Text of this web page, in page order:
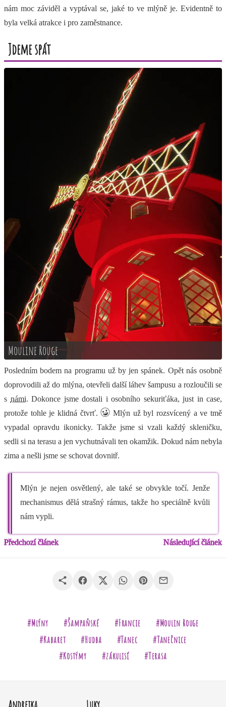
nám moc záviděl a vyptával se, jaké to ve mlýně je. Evidentně to
byla velká atrakce i pro zaměstnance.
Jdeme spát
Mouline Rouge
Posledním bodem na programu už by jen spánek. Opět nás osobně
doprovodili až do mlýna, otevřeli další láhev šampusu a rozloučili se
s námi. Dokonce jsme dostali i osobního sekuriťáka, just in case,
protože tohle je klidná čtvrť.
Mlýn už byl rozsvícený a ve tmě
vypadal opravdu ikonicky. Takže jsme si vzali každý skleničku,
sedli si na terasu a jen vychutnávali ten okamžik. Dokud nám nebyla
zima a nešli jsme se schovat dovnitř.
Mlýn je nejen osvětlený, ale také se obvykle točí. Jenže
mechanismus dělá strašný rámus, takže ho speciálně kvůli
nám vypli.
Předchozí článek Následující článek
#Mlýny #Šampaňské #Francie
#Moulin Rouge
#Kabaret
#Hudba #Tanec
#Tanečnice
#Kostýmy
#zákulisí #Terasa